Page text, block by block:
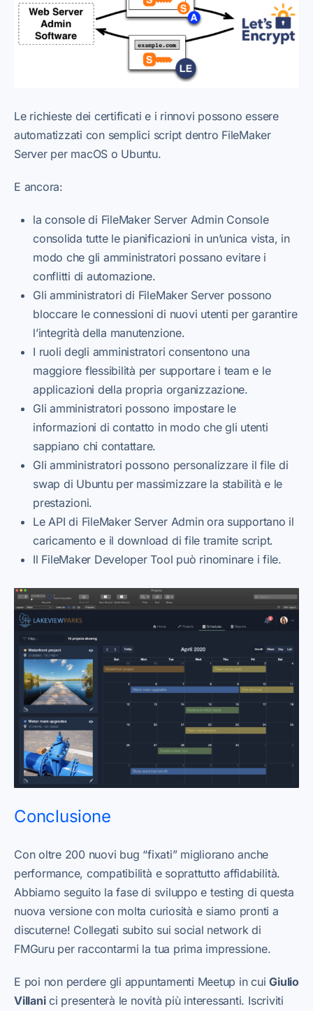
Le richieste dei certificati e i rinnovi possono essere
automatizzati con semplici script dentro FileMaker
Server per macOS o Ubuntu.
E ancora:
la console di FileMaker Server Admin Console
consolida tutte le pianificazioni in un’unica vista, in
modo che gli amministratori possano evitare i
conflitti di automazione.
Gli amministratori di FileMaker Server possono
bloccare le connessioni di nuovi utenti per garantire
l’integrità della manutenzione.
I ruoli degli amministratori consentono una
maggiore flessibilità per supportare i team e le
applicazioni della propria organizzazione.
Gli amministratori possono impostare le
informazioni di contatto in modo che gli utenti
sappiano chi contattare.
Gli amministratori possono personalizzare il file di
swap di Ubuntu per massimizzare la stabilità e le
prestazioni.
Le API di FileMaker Server Admin ora supportano il
caricamento e il download di file tramite script.
Il FileMaker Developer Tool può rinominare i file.
Conclusione
Con oltre 200 nuovi bug “fixati” migliorano anche
performance, compatibilità e soprattutto affidabilità.
Abbiamo seguito la fase di sviluppo e testing di questa
nuova versione con molta curiosità e siamo pronti a
discuterne! Collegati subito sui social network di
FMGuru per raccontarmi la tua prima impressione.
E poi non perdere gli appuntamenti Meetup in cuiGiulio
Villanici presenterà le novità più interessanti. Iscriviti